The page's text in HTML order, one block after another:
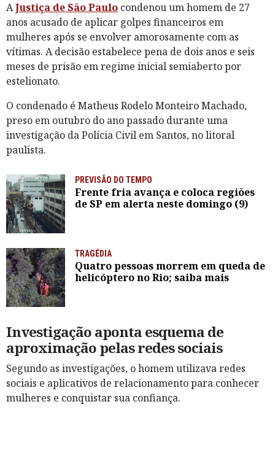
AJustiça de São Paulo condenou um homem de 27
anos acusado de aplicar golpes financeiros em
mulheres após se envolver amorosamente com as
vítimas. A decisão estabelece pena de dois anos e seis
meses de prisão em regime inicial semiaberto por
estelionato.
O condenado é Matheus Rodelo Monteiro Machado,
preso em outubro do ano passado durante uma
investigação da Polícia Civil em Santos, no litoral
paulista.
PREVISÃO DO TEMPO
Frente fria avança e coloca regiões
de SP em alerta neste domingo (9)
TRAGÉDIA
Quatro pessoas morrem em queda de
helicóptero no Rio; saiba mais
Investigação aponta esquema de
aproximação pelas redes sociais
Segundo as investigações, o homem utilizava redes
sociais e aplicativos de relacionamento para conhecer
mulheres e conquistar sua confiança.